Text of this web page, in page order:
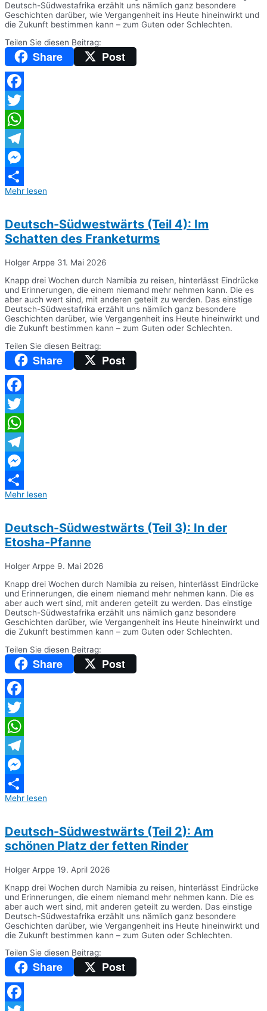
Deutsch-Südwestafrika erzählt uns nämlich ganz besondere
Geschichten darüber, wie Vergangenheit ins Heute hineinwirkt und
die Zukunft bestimmen kann – zum Guten oder Schlechten.
Teilen Sie diesen Beitrag:
Share Post
Facebook
Twitter
WhatsApp
Telegram
Messenger
Teilen
Mehr lesen
Deutsch-Südwestwärts (Teil 4): Im
Schatten des Franketurms
Holger Arppe 31. Mai 2026
Knapp drei Wochen durch Namibia zu reisen, hinterlässt Eindrücke
und Erinnerungen, die einem niemand mehr nehmen kann. Die es
aber auch wert sind, mit anderen geteilt zu werden. Das einstige
Deutsch-Südwestafrika erzählt uns nämlich ganz besondere
Geschichten darüber, wie Vergangenheit ins Heute hineinwirkt und
die Zukunft bestimmen kann – zum Guten oder Schlechten.
Teilen Sie diesen Beitrag:
Share Post
Facebook
Twitter
WhatsApp
Telegram
Messenger
Teilen
Mehr lesen
Deutsch-Südwestwärts (Teil 3): In der
Etosha-Pfanne
Holger Arppe 9. Mai 2026
Knapp drei Wochen durch Namibia zu reisen, hinterlässt Eindrücke
und Erinnerungen, die einem niemand mehr nehmen kann. Die es
aber auch wert sind, mit anderen geteilt zu werden. Das einstige
Deutsch-Südwestafrika erzählt uns nämlich ganz besondere
Geschichten darüber, wie Vergangenheit ins Heute hineinwirkt und
die Zukunft bestimmen kann – zum Guten oder Schlechten.
Teilen Sie diesen Beitrag:
Share Post
Facebook
Twitter
WhatsApp
Telegram
Messenger
Teilen
Mehr lesen
Deutsch-Südwestwärts (Teil 2): Am
schönen Platz der fetten Rinder
Holger Arppe 19. April 2026
Knapp drei Wochen durch Namibia zu reisen, hinterlässt Eindrücke
und Erinnerungen, die einem niemand mehr nehmen kann. Die es
aber auch wert sind, mit anderen geteilt zu werden. Das einstige
Deutsch-Südwestafrika erzählt uns nämlich ganz besondere
Geschichten darüber, wie Vergangenheit ins Heute hineinwirkt und
die Zukunft bestimmen kann – zum Guten oder Schlechten.
Teilen Sie diesen Beitrag:
Share Post